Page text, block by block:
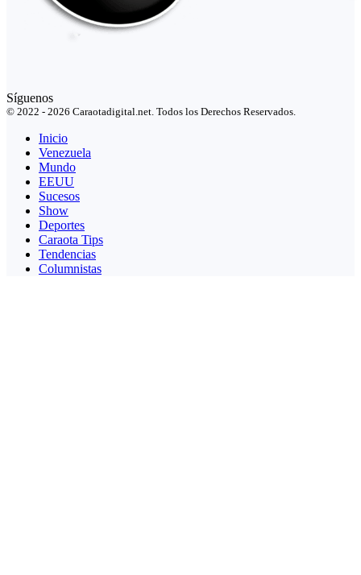
Síguenos
© 2022 - 2026 Caraotadigital.net. Todos los Derechos Reservados.
Inicio
Venezuela
Mundo
EEUU
Sucesos
Show
Deportes
Caraota Tips
Tendencias
Columnistas